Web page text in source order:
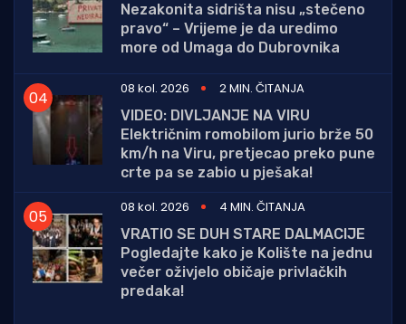
Nezakonita sidrišta nisu „stečeno
pravo“ – Vrijeme je da uredimo
more od Umaga do Dubrovnika
08 kol. 2026
2 MIN. ČITANJA
VIDEO: DIVLJANJE NA VIRU
Električnim romobilom jurio brže 50
km/h na Viru, pretjecao preko pune
crte pa se zabio u pješaka!
08 kol. 2026
4 MIN. ČITANJA
VRATIO SE DUH STARE DALMACIJE
Pogledajte kako je Kolište na jednu
večer oživjelo običaje privlačkih
predaka!